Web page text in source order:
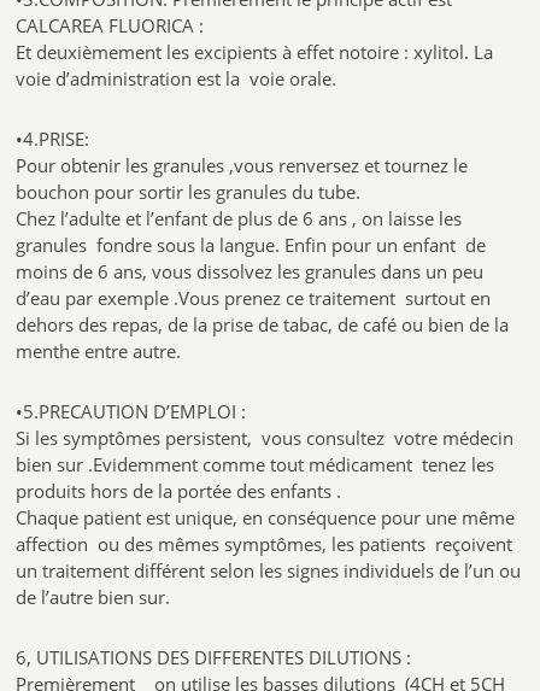
CALCAREA FLUORICA :
Et deuxièmement les excipients à effet notoire : xylitol. La
voie d’administration est la voie orale.
•4.PRISE:
Pour obtenir les granules ,vous renversez et tournez le
bouchon pour sortir les granules du tube.
Chez l’adulte et l’enfant de plus de 6 ans , on laisse les
granules fondre sous la langue. Enfin pour un enfant de
moins de 6 ans, vous dissolvez les granules dans un peu
d’eau par exemple .Vous prenez ce traitement surtout en
dehors des repas, de la prise de tabac, de café ou bien de la
menthe entre autre.
•5.PRECAUTION D’EMPLOI :
Si les symptômes persistent, vous consultez votre médecin
bien sur .Evidemment comme tout médicament tenez les
produits hors de la portée des enfants .
Chaque patient est unique, en conséquence pour une même
affection ou des mêmes symptômes, les patients reçoivent
un traitement différent selon les signes individuels de l’un ou
de l’autre bien sur.
6, UTILISATIONS DES DIFFERENTES DILUTIONS :
Premièrement on utilise les basses dilutions (4CH et 5CH